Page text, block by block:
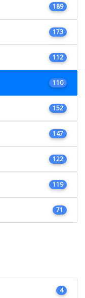
189
173
112
110
152
147
122
119
71
4